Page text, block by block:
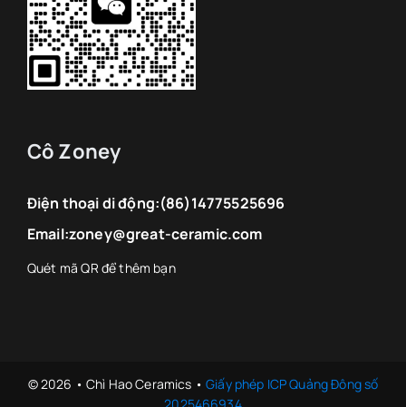
Cô Zoney
Điện thoại di động:(86)14775525696
Email:zoney@great-ceramic.com
© 2026 • Chì Hao Ceramics •Giấy phép ICP Quảng Đông số